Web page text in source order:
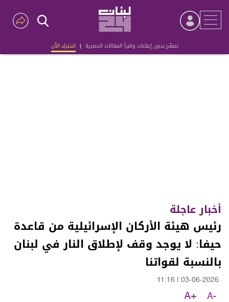
تصفّح بدون إعلانات واقرأ المقالات الحصرية | اشترك الآن
Advertisement
أخبار عاجلة
رئيس هيئة الأركان الإسرائيلية من قاعدة
حيفا: لا يوجد وقف لإطلاق النار في لبنان
بالنسبة لقواتنا
03-06-2026
11:16
A-
A+